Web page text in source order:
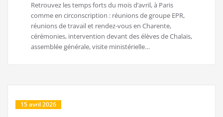
Retrouvez les temps forts du mois d’avril, à Paris
comme en circonscription : réunions de groupe EPR,
réunions de travail et rendez-vous en Charente,
cérémonies, intervention devant des élèves de Chalais,
assemblée générale, visite ministérielle…
15 avril 2026